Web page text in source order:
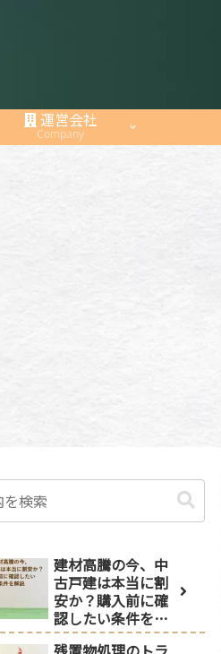
運営会社
Company
建材高騰の今、中
古戸建は本当に割
安か？購入前に確
認したい条件を解
説